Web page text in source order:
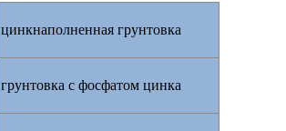
цинкнаполненная грунтовка
грунтовка с фосфатом цинка